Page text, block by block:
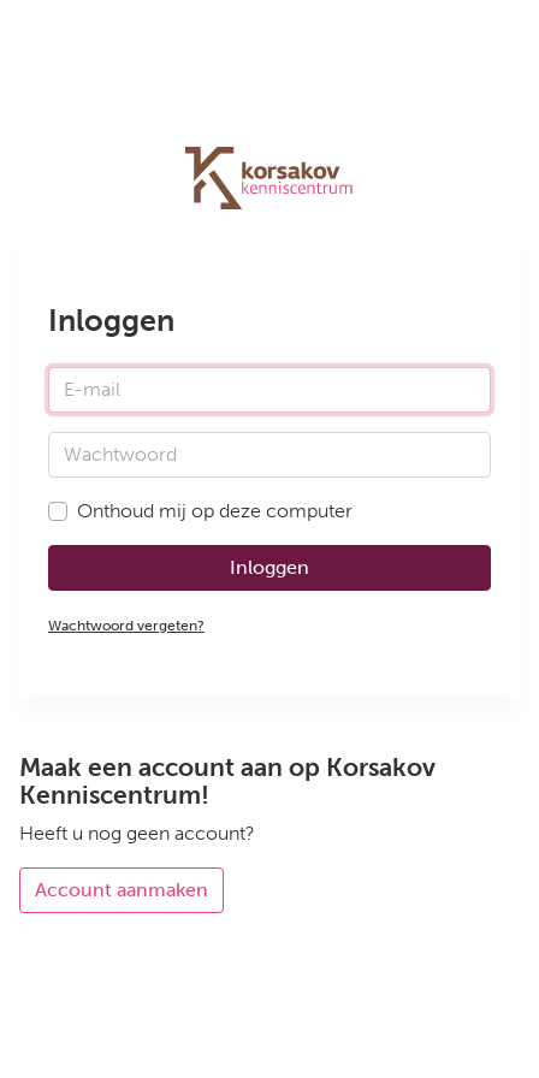
Inloggen
E-mail
Wachtwoord
Onthoud mij op deze computer
Inloggen
Wachtwoord vergeten?
Maak een account aan op Korsakov
Kenniscentrum!
Heeft u nog geen account?
Account aanmaken